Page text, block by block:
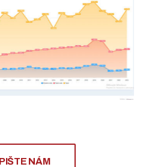
NÁM